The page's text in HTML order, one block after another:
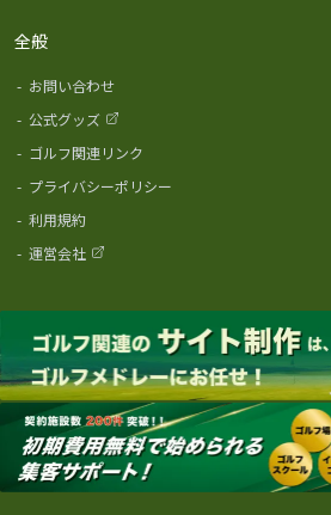
全般
- お問い合わせ
- 公式グッズ
- ゴルフ関連リンク
- プライバシーポリシー
- 利用規約
- 運営会社